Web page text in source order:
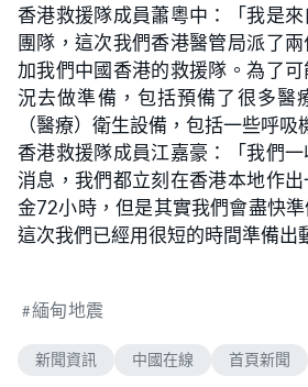
0
.
4
9
%
香港救援隊成員蕭粵中：「我是
團隊，這次我們香港醫管局派了
加我們中國香港的救援隊。為了
況去做準備，包括預備了很多醫
（醫療）衛生設備，包括一些呼吸
香港救援隊成員江嘉豪：「我們
消息，我們都立刻在香港本地作
金72小時，但是其實我們會盡快準
這次我們已經用很短的時間準備出
緬甸地震
新聞資訊 中國在線 首頁新聞